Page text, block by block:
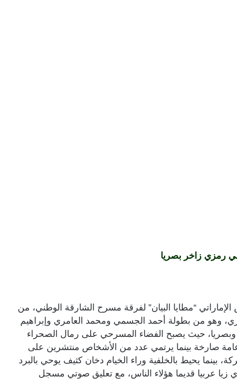
رمزي زاخر بصريا
“مطايا البيان” لفرقة مسرح الشارقة الوطني، من
وهو من بطولة أحمد الجسمي ومحمد العامري وإبراهيم
وبصريا، حيث يصبح الفضاء المسرحي على رمال الصحراء
صارخة بينما يرتمي عدد من الأشخاص منتشرين على
بينما يحيط بالخلفية وراء الخيام دخان كثيف يوحي بالبرد
زيا عربيا قديما هؤلاء الناس، مع تعليق صوتي مسجل